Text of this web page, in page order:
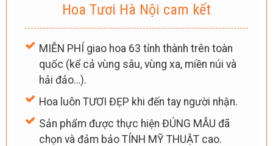
Hoa Tươi Hà Nội cam kết
MIỄN PHÍ giao hoa 63 tỉnh thành trên toàn
quốc (kể cả vùng sâu, vùng xa, miền núi và
hải đảo…).
Hoa luôn TƯƠI ĐẸP khi đến tay người nhận.
Sản phẩm được thực hiện ĐÚNG MẪU đã
chọn và đảm bảo TÍNH MỸ THUẬT cao.